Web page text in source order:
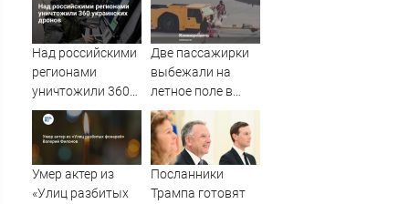
армии
актрисы
Над российскими
регионами
уничтожили 360
украинских
дронов
Две пассажирки
выбежали на
летное поле в
Шереметьево
Умер актер из
«Улиц разбитых
Посланники
Трампа готовят